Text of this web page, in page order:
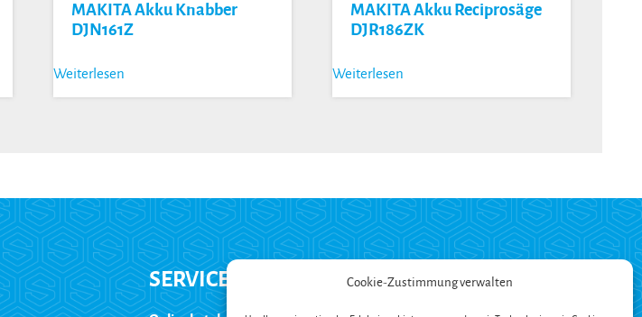
Cookie-Zustimmung verwalten
MAKITA Akku Knabber
DJN161Z
Weiterlesen
MAKITA Akku Reciprosäge
DJR186ZK
Weiterlesen
SERVICE ZAHLUNG